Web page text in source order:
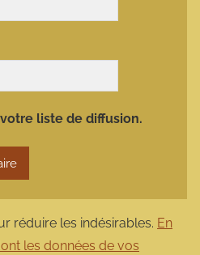
liste de diffusion.
réduire les indésirables. En
les données de vos